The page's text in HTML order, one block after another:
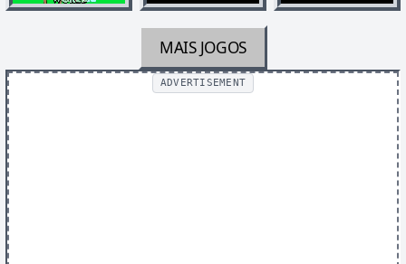
MAIS JOGOS
ADVERTISEMENT